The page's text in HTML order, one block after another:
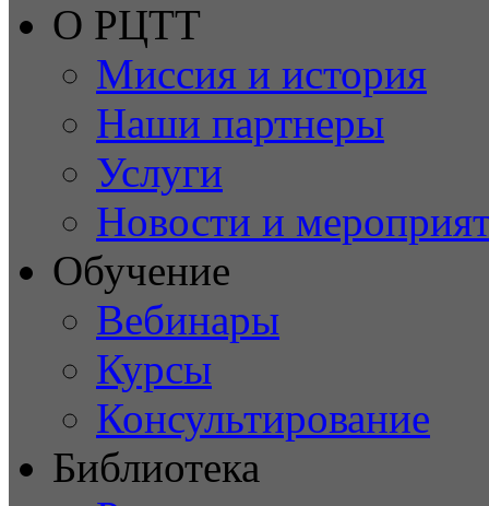
О РЦТТ
Миссия и история
Наши партнеры
Услуги
Новости и
Обучение
Вебинары
Курсы
Консультирование
Библиотека